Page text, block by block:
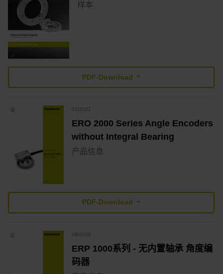
样本
PDF-Download
01/2022
ERO 2000 Series Angle Encoders
without Integral Bearing
产品信息
PDF-Download
09/2020
ERP 1000系列 - 无内置轴承 角度编
码器